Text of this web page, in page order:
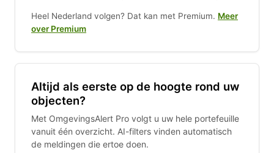
Heel Nederland volgen? Dat kan met Premium. Meer
over Premium
Altijd als eerste op de hoogte rond uw
objecten?
Met OmgevingsAlert Pro volgt u uw hele portefeuille
vanuit één overzicht. AI-filters vinden automatisch
de meldingen die ertoe doen.